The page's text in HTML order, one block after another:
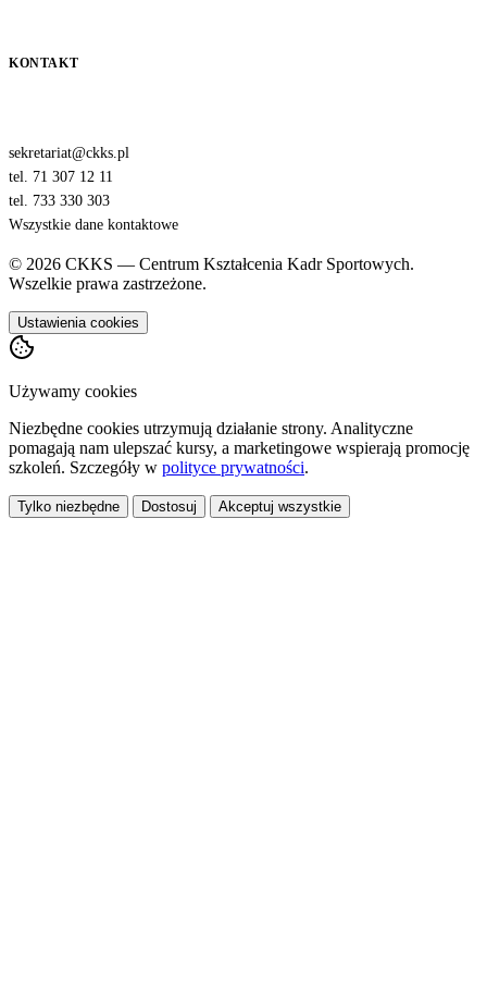
KONTAKT
sekretariat@ckks.pl
tel. 71 307 12 11
tel. 733 330 303
Wszystkie dane kontaktowe
© 2026 CKKS — Centrum Kształcenia Kadr Sportowych.
Wszelkie prawa zastrzeżone.
Ustawienia cookies
Używamy cookies
Niezbędne cookies utrzymują działanie strony. Analityczne
pomagają nam ulepszać kursy, a marketingowe wspierają promocję
szkoleń. Szczegóły w polityce prywatności.
Tylko niezbędne Dostosuj Akceptuj wszystkie